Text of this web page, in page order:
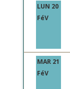
LUN 20
FéV
MAR 21
FéV